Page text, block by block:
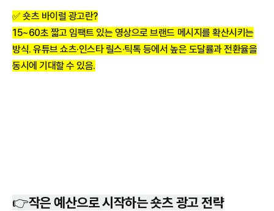
✅숏츠 바이럴 광고란?
15~60초 짧고 임팩트 있는 영상으로 브랜드 메시지를 확산시키는
방식. 유튜브 쇼츠·인스타 릴스·틱톡 등에서 높은 도달률과 전환율을
동시에 기대할 수 있음.
👉작은 예산으로 시작하는 숏츠 광고 전략